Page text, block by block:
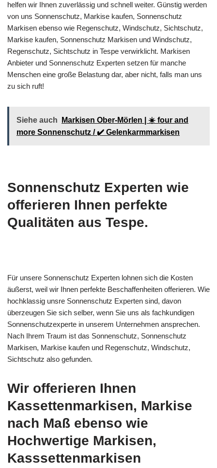
helfen wir Ihnen zuverlässig und schnell weiter. Günstig werden
von uns Sonnenschutz, Markise kaufen, Sonnenschutz
Markisen ebenso wie Regenschutz, Windschutz, Sichtschutz,
Markise kaufen, Sonnenschutz Markisen und Windschutz,
Regenschutz, Sichtschutz in Tespe verwirklicht. Markisen
Anbieter und Sonnenschutz Experten setzen für manche
Menschen eine große Belastung dar, aber nicht, falls man uns
zu sich ruft!
Siehe auch
Markisen Ober-Mörlen | ☀️ four and
more Sonnenschutz / ✔️ Gelenkarmmarkisen
Sonnenschutz Experten wie
offerieren Ihnen perfekte
Qualitäten aus Tespe.
Für unsere Sonnenschutz Experten lohnen sich die Kosten
äußerst, weil wir Ihnen perfekte Beschaffenheiten offerieren. Wie
hochklassig unsre Sonnenschutz Experten sind, davon
überzeugen Sie sich selber, wenn Sie uns als fachkundigen
Sonnenschutzexperte in unserem Unternehmen ansprechen.
Nach Ihrem Traum ist das Sonnenschutz, Sonnenschutz
Markisen, Markise kaufen und Regenschutz, Windschutz,
Sichtschutz also gefunden.
Wir offerieren Ihnen
Kassettenmarkisen, Markise
nach Maß ebenso wie
Hochwertige Markisen,
Kasssettenmarkisen